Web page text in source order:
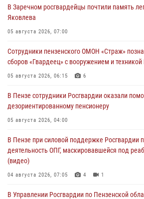
В Заречном росгвардейцы почтили память
Яковлева
05 августа 2026, 07:00
Сотрудники пензенского ОМОН «Страж»
сборов «Гвардеец» с вооружением и
05 августа 2026, 06:15 6
В Пензе сотрудники Росгвардии оказали
дезориентированному пенсионеру
05 августа 2026, 04:00
В Пензе при силовой поддержке Росгвардии
деятельность ОПГ, маскировавшейся под
(видео)
04 августа 2026, 07:05 4 1
В Управлении Росгвардии по Пензенской